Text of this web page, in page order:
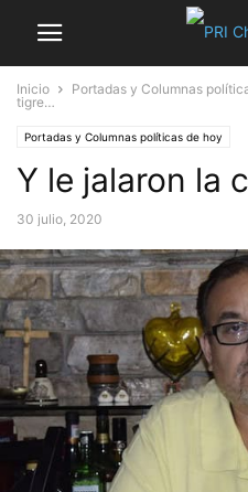
Inicio Portadas y Columnas
tigre…
Portadas y Columnas políticas de hoy
Y le jalaron la
30 julio, 2020